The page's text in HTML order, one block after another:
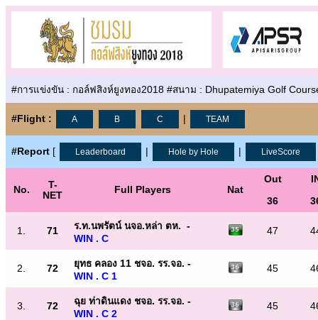
#การแข่งขัน : กอล์ฟสิงห์ยูงทอง2018 #สนาม : Dhupatemiya Golf
#Flight : A B C TEAM
#Report [ Leaderboard Hole by Hole LiveScore
No.
T-
NET
Full Players Nat
Out
36
1. 71
ร.ท.นพรัตน์ นจอ.หล่า ตห. -
WIN . C
47
2. 72
ยุทธ คลอง 11 ชจอ. รร.จอ. -
WIN . C 1
45
3. 72
ฉุย ท่าดินแดง ชจอ. รร.จอ. -
WIN . C 2
45